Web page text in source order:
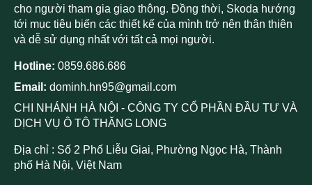
cho người tham gia giao thông. Đồng thời, Skoda hướng
tới mục tiêu biến các thiết kế của mình trở nên thân thiên
và dễ sử dụng nhất với tất cả mọi người.
Hotline: 0859.686.686
Email: dominh.hn95@gmail.com
CHI NHÁNH HÀ NỘI - CÔNG TY CỔ PHẦN ĐẦU TƯ VÀ
DỊCH VỤ Ô TÔ THĂNG LONG
Địa chỉ : Số 2 Phố Liễu Giai, Phường Ngọc Hà, Thành
phố Hà Nội, Việt Nam